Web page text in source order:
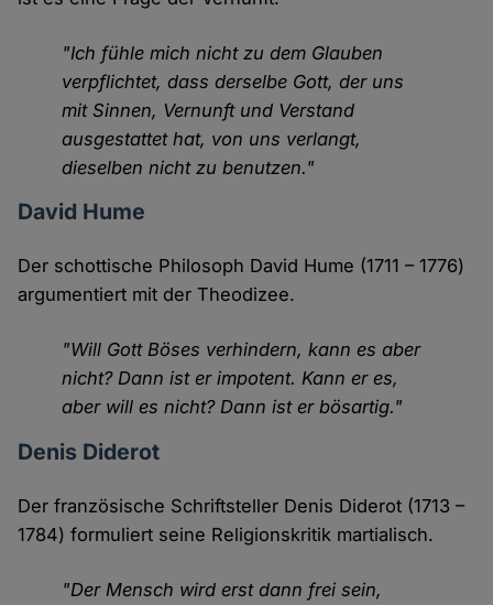
"Ich fühle mich nicht zu dem Glauben
verpflichtet, dass derselbe Gott, der uns
mit Sinnen, Vernunft und Verstand
ausgestattet hat, von uns verlangt,
dieselben nicht zu benutzen."
David Hume
Der schottische Philosoph David Hume (1711 – 1776)
argumentiert mit der Theodizee.
"Will Gott Böses verhindern, kann es aber
nicht? Dann ist er impotent. Kann er es,
aber will es nicht? Dann ist er bösartig."
Denis Diderot
Der französische Schriftsteller Denis Diderot (1713 –
1784) formuliert seine Religionskritik martialisch.
"Der Mensch wird erst dann frei sein,